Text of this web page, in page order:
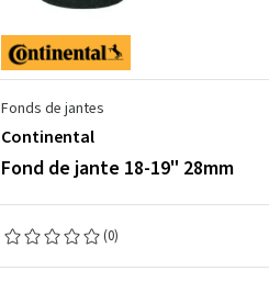
Fonds de jantes
Continental
Fond de jante 18-19" 28mm
(0)